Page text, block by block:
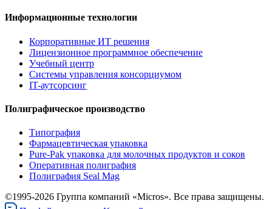
Информационные технологии
Корпоративные ИТ решения
Лицензионное программное обеспечение
Учебный центр
Системы управления консорциумом
IT-аутсорсинг
Полиграфическое производство
Типография
Фармацевтическая упаковка
Pure-Pak упаковка для молочных продуктов и соков
Оперативная полиграфия
Полиграфия Seal Mag
©1995-2026 Группа компаний «Micros». Все права защищены.